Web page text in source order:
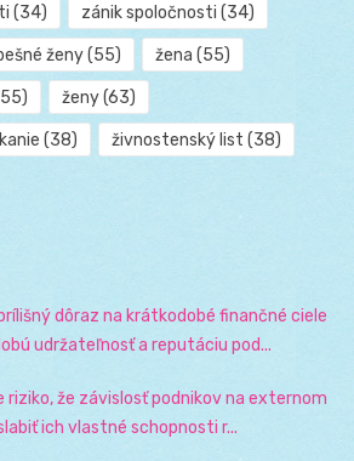
(34) zánik spoločnosti (34)
ženy(55) žena (55)
ženy(63)
(38) živnostenský list (38)
dôraz na krátkodobé finančné ciele
udržateľnosť a reputáciu pod...
riziko, že závislosť podnikov na externom
ich vlastné schopnosti r...